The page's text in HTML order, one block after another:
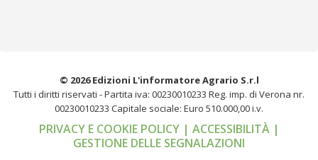
© 2026 Edizioni L'informatore Agrario S.r.l
Tutti i diritti riservati -Partita iva: 00230010233 Reg. imp. di Verona nr.
00230010233 Capitale sociale: Euro 510.000,00 i.v.
PRIVACY E COOKIE POLICY | ACCESSIBILITÀ |
GESTIONE DELLE SEGNALAZIONI